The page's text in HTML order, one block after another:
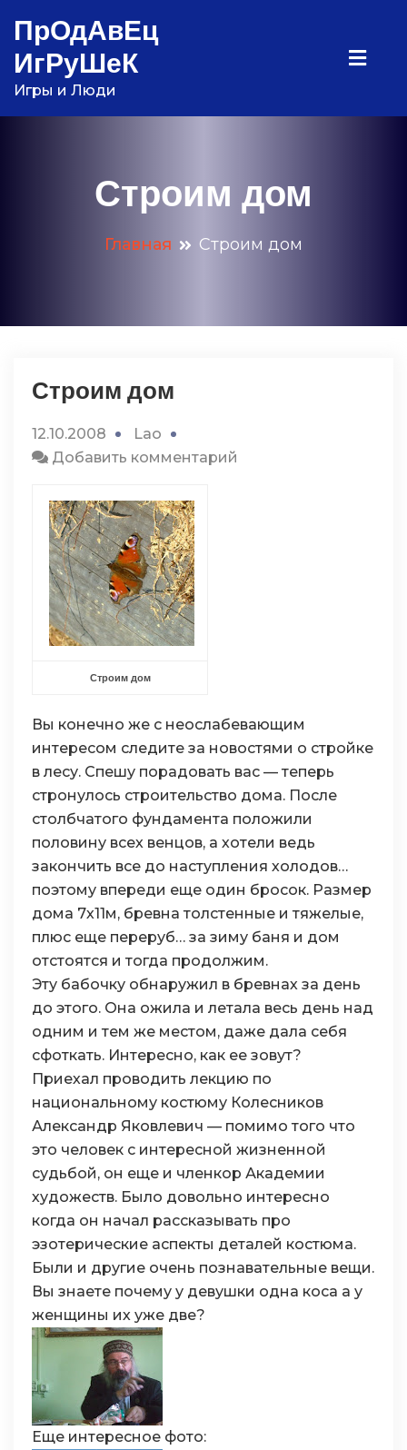
содержимому
ПрОдАвЕц
ИгРуШеК
Игры и Люди
Строим дом
Главная Строим дом
Строим дом
12.10.2008
Lao
Добавить комментарий
Строим дом
Вы конечно же с неослабевающим
интересом следите за новостями о стройке
в лесу. Спешу порадовать вас — теперь
стронулось строительство дома. После
столбчатого фундамента положили
половину всех венцов, а хотели ведь
закончить все до наступления холодов…
поэтому впереди еще один бросок. Размер
дома 7х11м, бревна толстенные и тяжелые,
плюс еще переруб… за зиму баня и дом
отстоятся и тогда продолжим.
Эту бабочку обнаружил в бревнах за день
до этого. Она ожила и летала весь день над
одним и тем же местом, даже дала себя
сфоткать. Интересно, как ее зовут?
Приехал проводить лекцию по
национальному костюму Колесников
Александр Яковлевич — помимо того что
это человек с интересной жизненной
судьбой, он еще и членкор Академии
художеств. Было довольно интересно
когда он начал рассказывать про
эзотерические аспекты деталей костюма.
Были и другие очень познавательные вещи.
Вы знаете почему у девушки одна коса а у
женщины их уже две?
Еще интересное фото: